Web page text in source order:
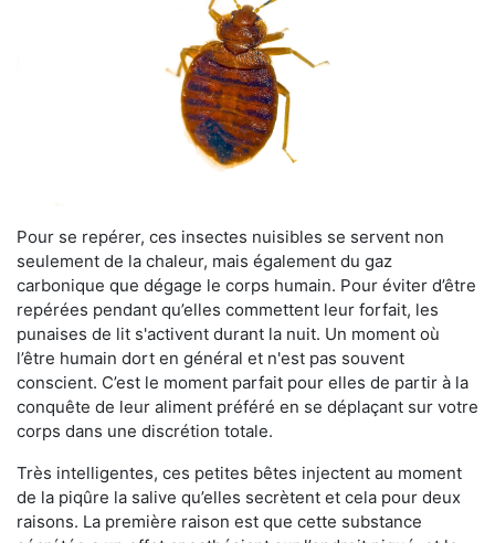
Pour se repérer, ces insectes nuisibles se servent non
seulement de la chaleur, mais également du gaz
carbonique que dégage le corps humain. Pour éviter d’être
repérées pendant qu’elles commettent leur forfait, les
punaises de lit s'activent durant la nuit. Un moment où
l’être humain dort en général et n'est pas souvent
conscient. C’est le moment parfait pour elles de partir à la
conquête de leur aliment préféré en se déplaçant sur votre
corps dans une discrétion totale.
Très intelligentes, ces petites bêtes injectent au moment
de la piqûre la salive qu’elles secrètent et cela pour deux
raisons. La première raison est que cette substance